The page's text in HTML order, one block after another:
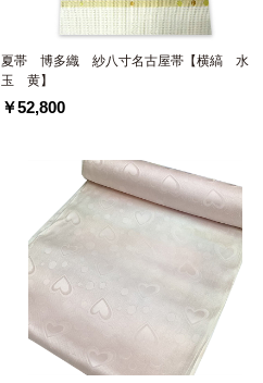
夏帯 博多織 紗八寸名古屋帯【横縞 水
玉 黄】
￥52,800